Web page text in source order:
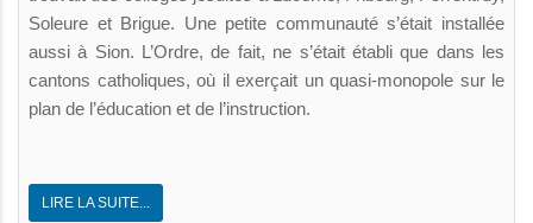
Soleure et Brigue. Une petite communauté s’était installée
aussi à Sion. L’Ordre, de fait, ne s’était établi que dans les
cantons catholiques, où il exerçait un quasi-monopole sur le
plan de l’éducation et de l’instruction.
LIRE LA SUITE...